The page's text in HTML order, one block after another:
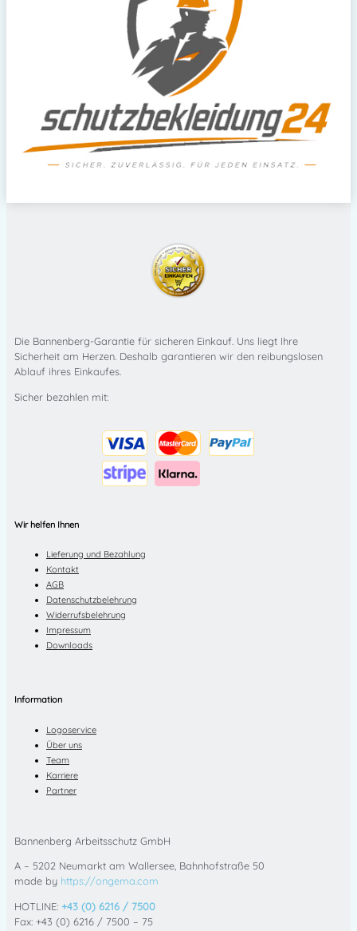
Die Bannenberg-Garantie für sicheren Einkauf. Uns liegt Ihre
Sicherheit am Herzen. Deshalb garantieren wir den reibungslosen
Ablauf ihres Einkaufes.
Sicher bezahlen mit:
Wir helfen Ihnen
Lieferung und Bezahlung
Kontakt
AGB
Datenschutzbelehrung
Widerrufsbelehrung
Impressum
Downloads
Information
Logoservice
Über uns
Team
Karriere
Partner
Bannenberg Arbeitsschutz GmbH
A – 5202 Neumarkt am Wallersee, Bahnhofstraße 50
made by https://ongema.com
HOTLINE: +43 (0) 6216 / 7500
Fax: +43 (0) 6216 / 7500 – 75